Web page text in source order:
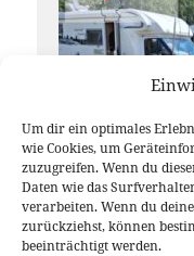
Um dir ein optimales
wie Cookies, um
zuzugreifen. Wenn du
Daten wie das
verarbeiten. Wenn du
zurückziehst, können
beeinträchtigt werden.